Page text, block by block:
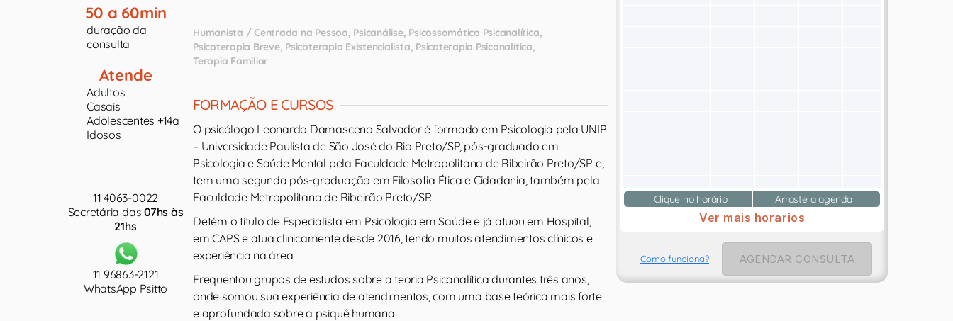
50 a 60min
duração da
consulta
Atende
Adultos
Casais
Adolescentes +14a
Idosos
11 4063-0022
Secretária das07hs às
21hs
11 96863-2121
WhatsApp Psitto
Humanista / Centrada na Pessoa Psicanálise Psicossomática Psicanalítica
Psicoterapia Breve Psicoterapia Existencialista Psicoterapia Psicanalítica
Terapia Familiar
FORMAÇÃO E CURSOS
O psicólogo Leonardo Damasceno Salvador é formado em Psicologia pela UNIP
– Universidade Paulista de São José do Rio Preto/SP, pós-graduado em
Psicologia e Saúde Mental pela Faculdade Metropolitana de Ribeirão Preto/SP e,
tem uma segunda pós-graduação em Filosofia Ética e Cidadania, também pela
Faculdade Metropolitana de Ribeirão Preto/SP.
Detém o título de Especialista em Psicologia em Saúde e já atuou em Hospital,
em CAPS e atua clinicamente desde 2016, tendo muitos atendimentos clínicos e
experiência na área.
Frequentou grupos de estudos sobre a teoria Psicanalítica durantes três anos,
onde somou sua experiência de atendimentos, com uma base teórica mais forte
e aprofundada sobre a psiquê humana.
Clique no horário Arraste a agenda
Ver mais horarios
Como funciona? AGENDAR CONSULTA